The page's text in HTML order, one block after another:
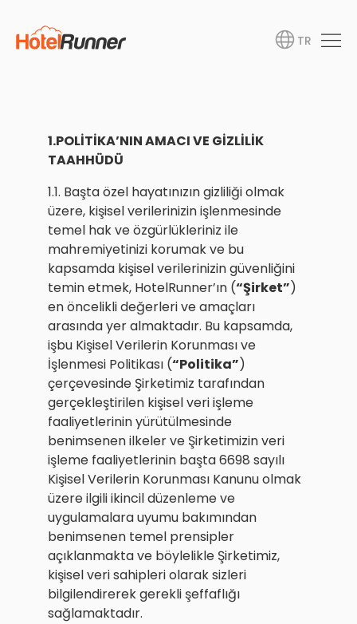
TR
1.POLİTİKA’NIN AMACI VE GİZLİLİK
TAAHHÜDÜ
1.1. Başta özel hayatınızın gizliliği olmak
üzere, kişisel verilerinizin işlenmesinde
temel hak ve özgürlükleriniz ile
mahremiyetinizi korumak ve bu
kapsamda kişisel verilerinizin güvenliğini
temin etmek, HotelRunner’ın (“Şirket”)
en öncelikli değerleri ve amaçları
arasında yer almaktadır. Bu kapsamda,
işbu Kişisel Verilerin Korunması ve
İşlenmesi Politikası (“Politika”)
çerçevesinde Şirketimiz tarafından
gerçekleştirilen kişisel veri işleme
faaliyetlerinin yürütülmesinde
benimsenen ilkeler ve Şirketimizin veri
işleme faaliyetlerinin başta 6698 sayılı
Kişisel Verilerin Korunması Kanunu olmak
üzere ilgili ikincil düzenleme ve
uygulamalara uyumu bakımından
benimsenen temel prensipler
açıklanmakta ve böylelikle Şirketimiz,
kişisel veri sahipleri olarak sizleri
bilgilendirerek gerekli şeffaflığı
sağlamaktadır.